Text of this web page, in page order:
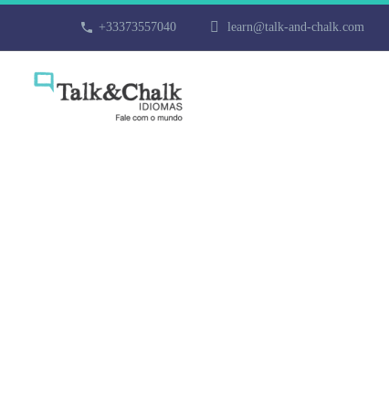
+33373557040 learn@talk-and-chalk.com